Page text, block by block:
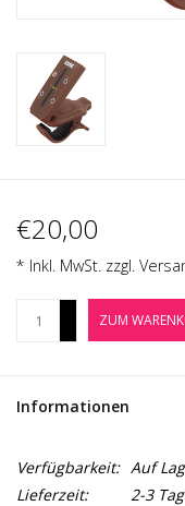
Signalprozessoren &
Star-Club Merch
Noten-Zubehör
Jobbörse
€20,00
* Inkl. MwSt. zzgl.
ZUM
Informationen
Verfügbarkeit: Auf
Lieferzeit:
2-3